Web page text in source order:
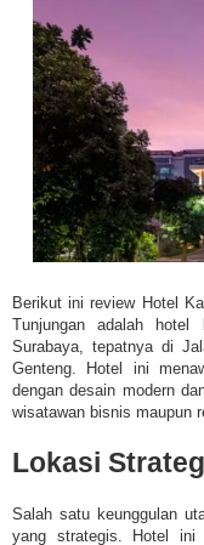
Berikut ini review Hotel
Tunjungan adalah
Surabaya, tepatnya di
Genteng. Hotel ini
dengan desain modern
wisatawan bisnis maupun
Lokasi
Salah satu keunggulan
yang strategis. Hotel ini